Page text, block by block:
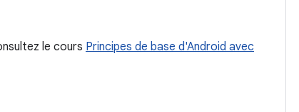
le cours Principes de base d'Android avec